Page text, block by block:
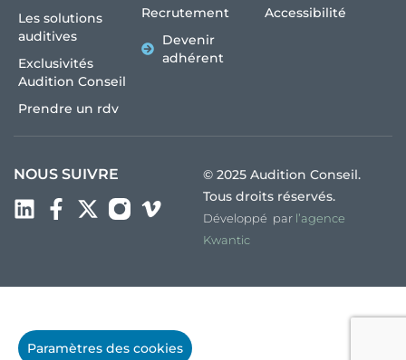
Paramètres des cookies
Les solutions
auditives
Exclusivités
Audition Conseil
Prendre un rdv
Recrutement
Devenir
adhérent
Accessibilité
NOUS SUIVRE
© 2025 Audition Conseil.
Tous droits réservés.
Développé par l’agence
Kwantic